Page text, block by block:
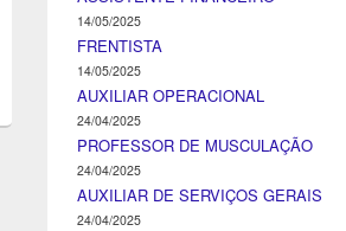
14/05/2025
FRENTISTA
14/05/2025
AUXILIAR OPERACIONAL
24/04/2025
PROFESSOR DE MUSCULAÇÃO
24/04/2025
AUXILIAR DE SERVIÇOS GERAIS
24/04/2025